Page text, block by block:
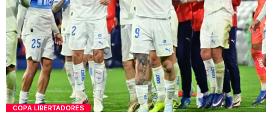
COPA LIBERTADORES